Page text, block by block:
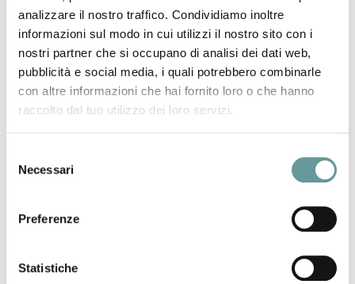
analizzare il nostro traffico. Condividiamo inoltre
informazioni sul modo in cui utilizzi il nostro sito con i
nostri partner che si occupano di analisi dei dati web,
pubblicità e social media, i quali potrebbero combinarle
con altre informazioni che hai fornito loro o che hanno
raccolto dal tuo utilizzo dei loro servizi.
delNecessari
Preferenze
Statistiche
Srl
INGV - Sezione
di Pisa
Unione
Valdera
Protocollo
d'intesa sulle
attività di
informazione e
28/07/2015
INGV - Sezione
27/07/2015